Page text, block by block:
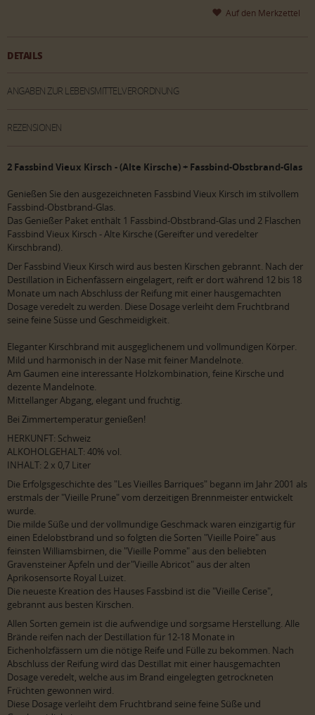
DETAILS
ANGABEN ZUR LEBENSMITTELVERORDNUNG
REZENSIONEN
2 Fassbind Vieux Kirsch - (Alte Kirsche)+ Fassbind-Obstbrand-Glas
Genießen Sie den ausgezeichneten Fassbind Vieux Kirsch im stilvollem
Fassbind-Obstbrand-Glas.
Das Genießer Paket enthält 1 Fassbind-Obstbrand-Glas und 2 Flaschen
Fassbind Vieux Kirsch - Alte Kirsche (Gereifter und veredelter
Kirschbrand).
Der Fassbind Vieux Kirsch wird aus besten Kirschen gebrannt. Nach der
Destillation in Eichenfässern eingelagert, reift er dort während 12 bis 18
Monate um nach Abschluss der Reifung mit einer hausgemachten
Dosage veredelt zu werden. Diese Dosage verleiht dem Fruchtbrand
seine feine Süsse und Geschmeidigkeit.
Eleganter Kirschbrand mit ausgeglichenem und vollmundigen Körper.
Mild und harmonisch in der Nase mit feiner Mandelnote.
Am Gaumen eine interessante Holzkombination, feine Kirsche und
dezente Mandelnote.
Mittellanger Abgang, elegant und fruchtig.
Bei Zimmertemperatur genießen!
HERKUNFT: Schweiz
ALKOHOLGEHALT: 40% vol.
INHALT: 2 x 0,7 Liter
Die Erfolgsgeschichte des "Les Vieilles Barriques" begann im Jahr 2001 als
erstmals der "Vieille Prune" vom derzeitigen Brennmeister entwickelt
wurde.
Die milde Süße und der vollmundige Geschmack waren einzigartig für
einen Edelobstbrand und so folgten die Sorten "Vieille Poire" aus
feinsten Williamsbirnen, die "Vieille Pomme" aus den beliebten
Gravensteiner Äpfeln und der"Vieille Abricot" aus der alten
Aprikosensorte Royal Luizet.
Die neueste Kreation des Hauses Fassbind ist die "Vieille Cerise",
gebrannt aus besten Kirschen.
Allen Sorten gemein ist die aufwendige und sorgsame Herstellung. Alle
Brände reifen nach der Destillation für 12-18 Monate in
Eichenholzfässern um die nötige Reife und Fülle zu bekommen. Nach
Abschluss der Reifung wird das Destillat mit einer hausgemachten
Dosage veredelt, welche aus im Brand eingelegten getrockneten
Früchten gewonnen wird.
Diese Dosage verleiht dem Fruchtbrand seine feine Süße und